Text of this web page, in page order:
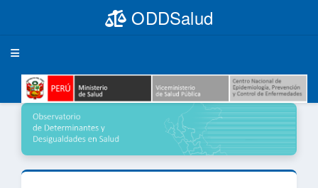
ODDSalud
Toggle navigation